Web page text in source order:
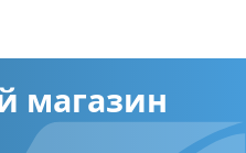
магазин